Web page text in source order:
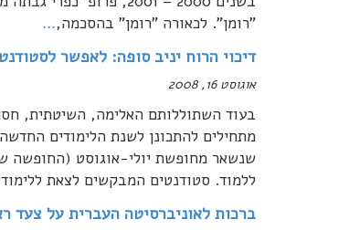
"רומן". לכאורה "רומן" בהסכמה,…
דיכוי הרוח יניב סופה: לאפשר
אוגוסט 16, 2008
בעוד השתוללותם האלימה, השיטתית,
מתחילים להתכונן לשנת הלימודים
שנשאר מחופשת יולי-אוגוסט (החופשה
ללמוד. סטודנטים המבקשים לצאת
ברכות לאוניברסיטה העברית על צעד